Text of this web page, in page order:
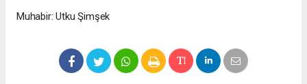
Muhabir: Utku Şimşek